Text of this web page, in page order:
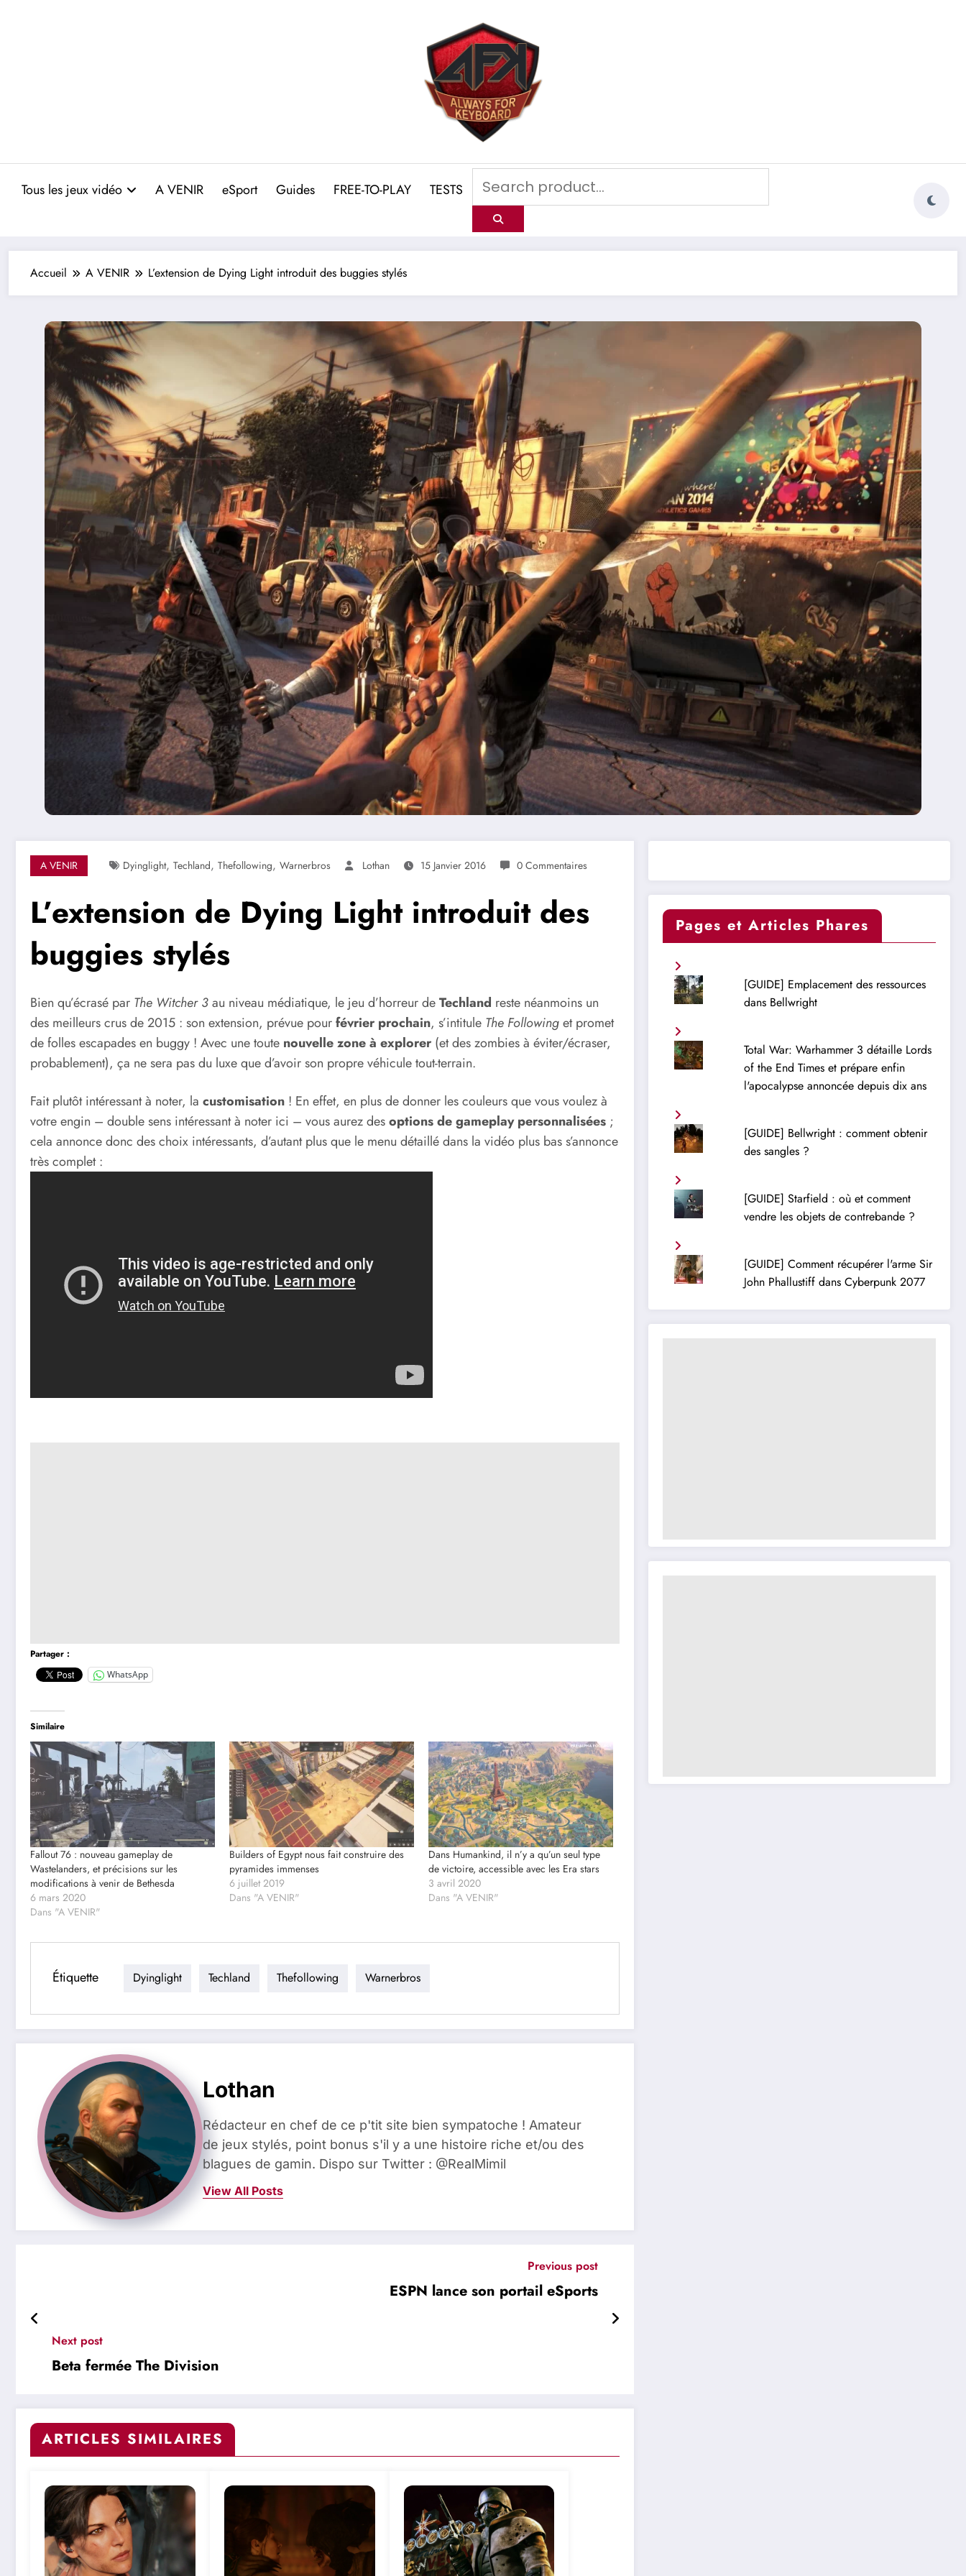
Tous les jeux vidéo A VENIR eSport Guides FREE-TO-PLAY TESTS
Accueil A VENIR L’extension de Dying Light introduit des buggies stylés
A VENIR Dyinglight, Techland, Thefollowing, Warnerbros Lothan 15 Janvier 2016 0 Commentaires
L’extension de Dying Light introduit des
buggies stylés
Bien qu’écrasé par The Witcher 3au niveau médiatique, le jeu d’horreur deTechland reste néanmoins un
des meilleurs crus de 2015 : son extension, prévue pourfévrier prochain, s’intitule The Followinget promet
de folles escapades en buggy ! Avec une toute nouvelle zone à explorer (et des zombies à éviter/écraser,
probablement), ça ne sera pas du luxe que d’avoir son propre véhicule tout-terrain.
Fait plutôt intéressant à noter, la customisation ! En effet, en plus de donner les couleurs que vous voulez à
votre engin – double sens intéressant à noter ici – vous aurez desoptions de gameplay personnalisées ;
cela annonce donc des choix intéressants, d’autant plus que le menu détaillé dans la vidéo plus bas s’annonce
très complet :
Partager :
WhatsApp
Similaire
Fallout 76 : nouveau gameplay de
Wastelanders, et précisions sur les
modifications à venir de Bethesda
6 mars 2020
Dans "A VENIR"
Builders of Egypt nous fait construire des
pyramides immenses
6 juillet 2019
Dans "A VENIR"
Dans Humankind, il n’y a qu’un seul type
de victoire, accessible avec les Era stars
3 avril 2020
Dans "A VENIR"
Étiquette Dyinglight Techland Thefollowing Warnerbros
Lothan
Rédacteur en chef de ce p'tit site bien sympatoche ! Amateur
de jeux stylés, point bonus s'il y a une histoire riche et/ou des
blagues de gamin. Dispo sur Twitter : @RealMimil
View All Posts
Previous post
ESPN lance son portail eSports
Next post
Beta fermée The Division
ARTICLES SIMILAIRES
Pages et Articles Phares
[GUIDE] Emplacement des ressources
dans Bellwright
Total War: Warhammer 3 détaille Lords
of the End Times et prépare enfin
l'apocalypse annoncée depuis dix ans
[GUIDE] Bellwright : comment obtenir
des sangles ?
[GUIDE] Starfield : où et comment
vendre les objets de contrebande ?
[GUIDE] Comment récupérer l'arme Sir
John Phallustiff dans Cyberpunk 2077